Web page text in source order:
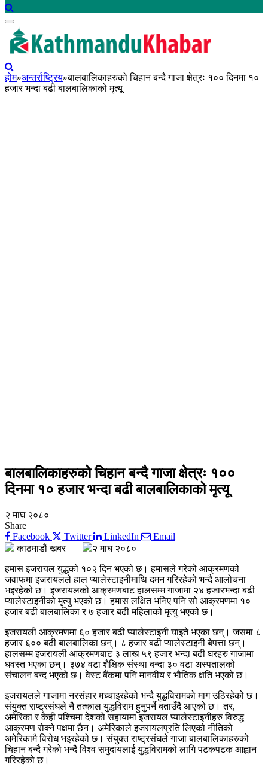
होम»अन्तर्राष्ट्रिय»बालबालिकाहरुको चिहान बन्दै गाजा क्षेत्रः १०० दिनमा १०
हजार भन्दा बढी बालबालिकाको मृत्यू
बालबालिकाहरुको चिहान बन्दै गाजा क्षेत्रः १००
दिनमा १० हजार भन्दा बढी बालबालिकाको मृत्यू
२ माघ २०८०
Share
Facebook
Twitter LinkedIn
Email
काठमाडौं खबर
२ माघ २०८०
हमास इजरायल युद्धको १०२ दिन भएको छ। हमासले गरेको आक्रमणको
जवाफमा इजरायलले हाल प्यालेस्टाइनीमाथि दमन गरिरहेको भन्दै आलोचना
भइरहेको छ। इजरायलको आक्रमणबाट हालसम्म गाजामा २४ हजारभन्दा बढी
प्यालेस्टाइनीको मृत्यु भएको छ। हमास लक्षित भनिए पनि सो आक्रमणमा १०
हजार बढी बालबालिका र ७ हजार बढी महिलाको मृत्यु भएको छ।
इजरायली आक्रमणमा ६० हजार बढी प्यालेस्टाइनी घाइते भएका छन्। जसमा ८
हजार ६०० बढी बालबालिका छन्। ८ हजार बढी प्यालेस्टाइनी बेपत्ता छन्।
हालसम्म इजरायली आक्रमणबाट ३ लाख ५९ हजार भन्दा बढी घरहरु गाजामा
धवस्त भएका छन्। ३७४ वटा शैक्षिक संस्था बन्दा ३० वटा अस्पतालको
संचालन बन्द भएको छ। वेस्ट बैंकमा पनि मानवीय र भौतिक क्षति भएको छ।
इजरायलले गाजामा नरसंहार मच्चाइरहेको भन्दै युद्धविरामको माग उठिरहेको छ।
संयुक्त राष्ट्रसंघले नै तत्काल युद्धविराम हुनुपर्ने बताउँदै आएको छ। तर,
अमेरिका र केही पश्चिमा देशको सहायामा इजरायल प्यालेस्टाइनीहरु विरुद्ध
आक्रमण रोक्ने पक्षमा छैन। अमेरिकाले इजरायलप्रति लिएको नीतिको
अमेरिकामै विरोध भइरहेको छ। संयुक्त राष्ट्रसंघले गाजा बालबालिकाहरुको
चिहान बन्दै गरेको भन्दै विश्व समुदायलाई युद्धविरामको लागि पटकपटक आह्वान
गरिरहेको छ।